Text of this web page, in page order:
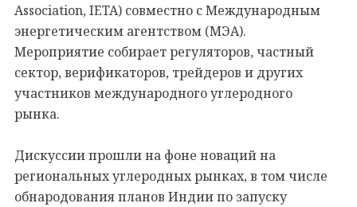
Association, IETA) совместно с Международным
энергетическим агентством (МЭА).
Мероприятие собирает регуляторов, частный
сектор, верификаторов, трейдеров и других
участников международного углеродного
рынка.
Дискуссии прошли на фоне новаций на
региональных углеродных рынках, в том числе
обнародования планов Индии по запуску